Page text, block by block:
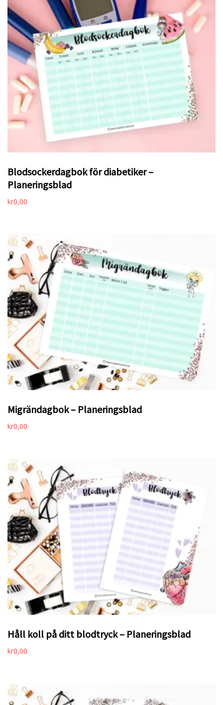
Blodsockerdagbok för diabetiker –
Planeringsblad
kr0,00
Migrändagbok – Planeringsblad
kr0,00
Håll koll på ditt blodtryck – Planeringsblad
kr0,00